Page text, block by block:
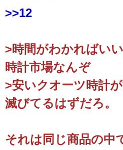
>>12
>時間がわかればい
時計市場なんぞ
>安いクオーツ時計
滅びてるはずだろ。
それは同じ商品の中